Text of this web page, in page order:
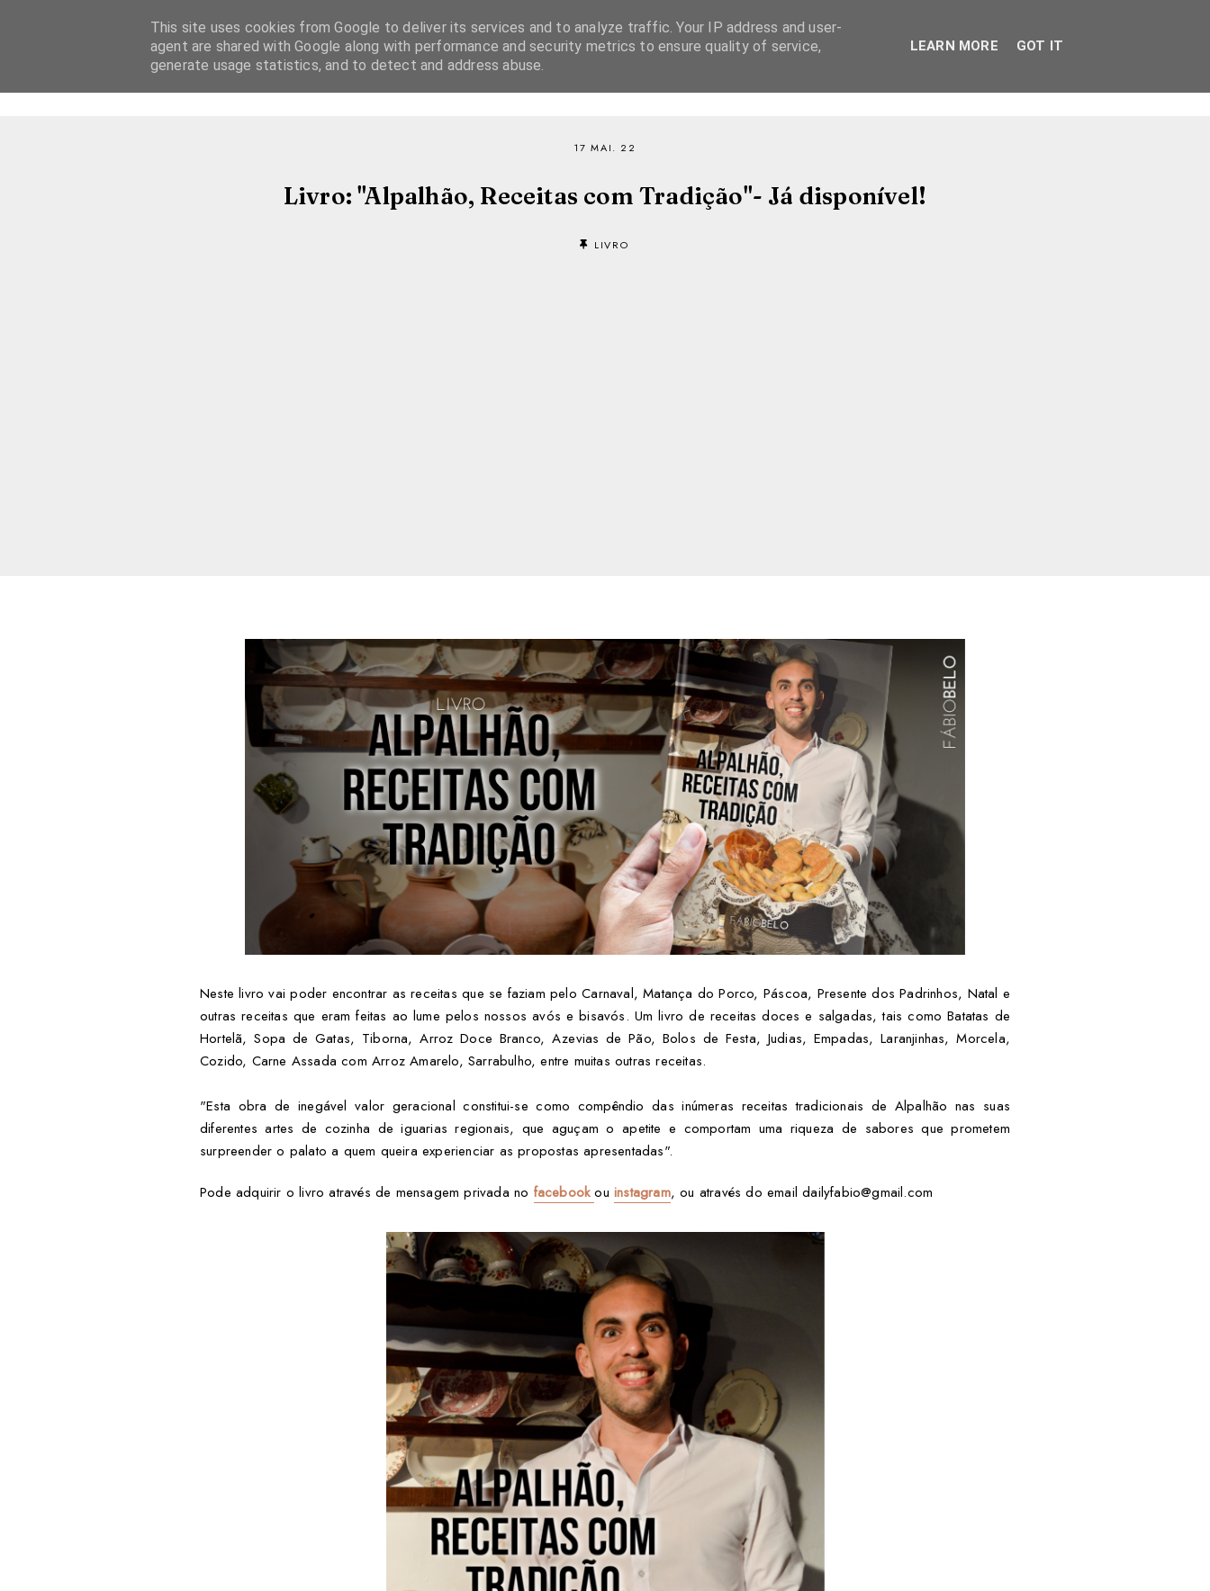
SOBRE RECEITAS
17 MAI. 22
Livro: "Alpalhão, Receitas com Tradição"- Já disponível!
LIVRO
Neste livro vai poder encontrar as receitas que se faziam pelo Carnaval, Matança do Porco, Páscoa, Presente dos Padrinhos, Natal e
outras receitas que eram feitas ao lume pelos nossos avós e bisavós. Um livro de receitas doces e salgadas, tais como Batatas de
Hortelã, Sopa de Gatas, Tiborna, Arroz Doce Branco, Azevias de Pão, Bolos de Festa, Judias, Empadas, Laranjinhas, Morcela,
Cozido, Carne Assada com Arroz Amarelo, Sarrabulho, entre muitas outras receitas.
"Esta obra de inegável valor geracional constitui-se como compêndio das inúmeras receitas tradicionais de Alpalhão nas suas
diferentes artes de cozinha de iguarias regionais, que aguçam o apetite e comportam uma riqueza de sabores que prometem
surpreender o palato a quem queira experienciar as propostas apresentadas".
Pode adquirir o livro através de mensagem privada no facebook ouinstagram, ou através do email dailyfabio@gmail.com
This site uses cookies from Google to deliver its services and to analyze traffic. Your IP address and user-
agent are shared with Google along with performance and security metrics to ensure quality of service,
generate usage statistics, and to detect and address abuse.
LEARN MORE GOT IT